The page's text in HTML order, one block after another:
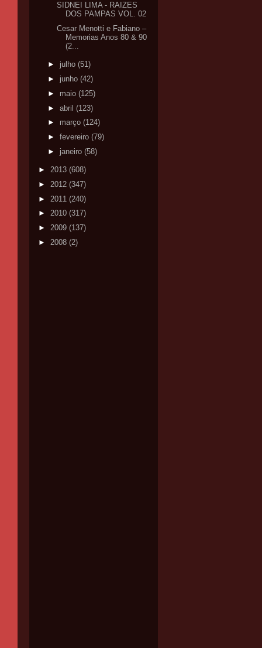
SIDNEI LIMA - RAIZES
DOS PAMPAS VOL. 02
Cesar Menotti e Fabiano –
Memorias Anos 80 & 90
(2...
► julho (51)
► junho (42)
► maio (125)
► abril (123)
► março (124)
► fevereiro (79)
► janeiro (58)
► 2013 (608)
► 2012 (347)
► 2011 (240)
► 2010 (317)
► 2009 (137)
► 2008 (2)